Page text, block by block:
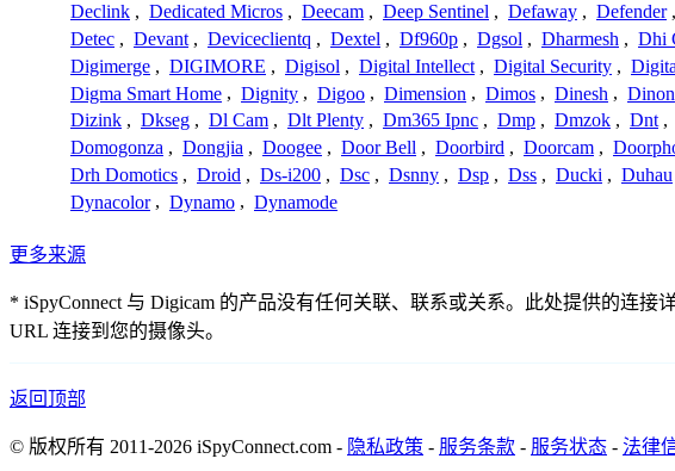
Declink , Dedicated Micros , Deecam , Deep Sentinel , Defaway , Defender ,
Detec , Devant , Deviceclientq , Dextel , Df960p , Dgsol , Dharmesh , Dhi
Digimerge , DIGIMORE , Digisol , Digital Intellect , Digital Security ,
Digma Smart Home , Dignity , Digoo , Dimension , Dimos , Dinesh , Dinon
Dizink , Dkseg , Dl Cam , Dlt Plenty , Dm365 Ipnc , Dmp , Dmzok , Dnt ,
Domogonza , Dongjia , Doogee , Door Bell , Doorbird , Doorcam ,
Drh Domotics , Droid , Ds-i200 , Dsc , Dsnny , Dsp , Dss , Ducki , Duhau
Dynacolor , Dynamo , Dynamode
更多来源
* iSpyConnect 与 Digicam 的产品没有任何关联、联系或关系。此处提供的连
URL 连接到您的摄像头。
返回顶部
© 版权所有 2011-2026 iSpyConnect.com - 隐私政策 - 服务条款 - 服务状态 - 法律